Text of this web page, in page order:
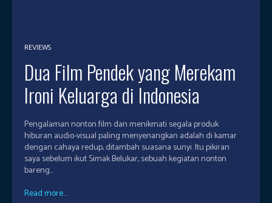
REVIEWS
Dua Film Pendek yang Merekam
Ironi Keluarga di Indonesia
Pengalaman nonton film dan menikmati segala produk
hiburan audio-visual paling menyenangkan adalah di kamar
dengan cahaya redup, ditambah suasana sunyi. Itu pikiran
saya sebelum ikut Simak Belukar, sebuah kegiatan nonton
bareng...
Read more...